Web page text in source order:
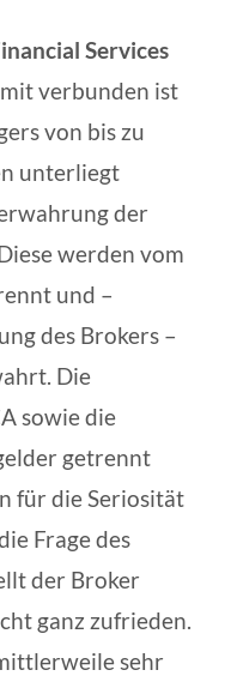
Services
verbunden ist
von bis zu
unterliegt
der
werden vom
und –
des Brokers –
Die
sowie die
getrennt
für die Seriosität
Frage des
der Broker
ganz zufrieden.
sehr